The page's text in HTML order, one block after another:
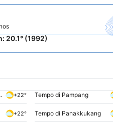
20.1° (1992)
+22° Tempo di Pampang
+22° Tempo di Panakkukang